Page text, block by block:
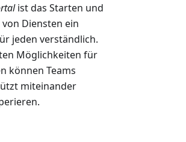
ist das Starten und
Diensten ein
jeden verständlich.
Möglichkeiten für
können Teams
miteinander